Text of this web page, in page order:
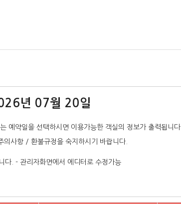
년 07월 20일
예약일을 선택하시면 이용가능한 객실의 정보가 출력됩니다.
의사항 / 환불규정을 숙지하시기 바랍니다.
다. - 관리자화면에서 에디터로 수정가능